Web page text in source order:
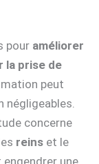
pour améliorer
la prise de
peut
négligeables.
concerne
reins et le
une